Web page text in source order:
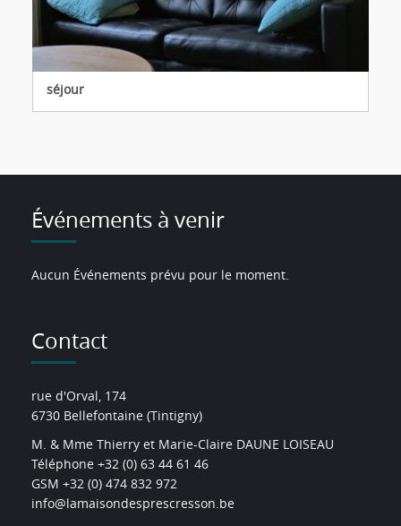
séjour
Événements à venir
Aucun Événements prévu pour le moment.
Contact
rue d'Orval, 174
6730 Bellefontaine (Tintigny)
M. & Mme Thierry et Marie-Claire DAUNE LOISEAU
Téléphone +32 (0) 63 44 61 46
GSM +32 (0) 474 832 972
info@lamaisondesprescresson.be